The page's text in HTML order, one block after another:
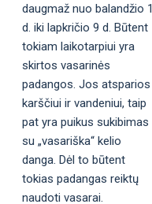
daugmaž nuo balandžio 1
d. iki lapkričio 9 d. Būtent
tokiam laikotarpiui yra
skirtos vasarinės
padangos. Jos atsparios
karščiui ir vandeniui, taip
pat yra puikus sukibimas
su „vasariška“ kelio
danga. Dėl to būtent
tokias padangas reiktų
naudoti vasarai.